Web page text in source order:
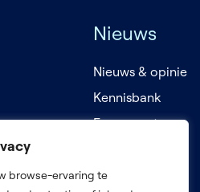
browse-ervaring te
Nieuws
Nieuws & opinie
Kennisbank
Evenementen